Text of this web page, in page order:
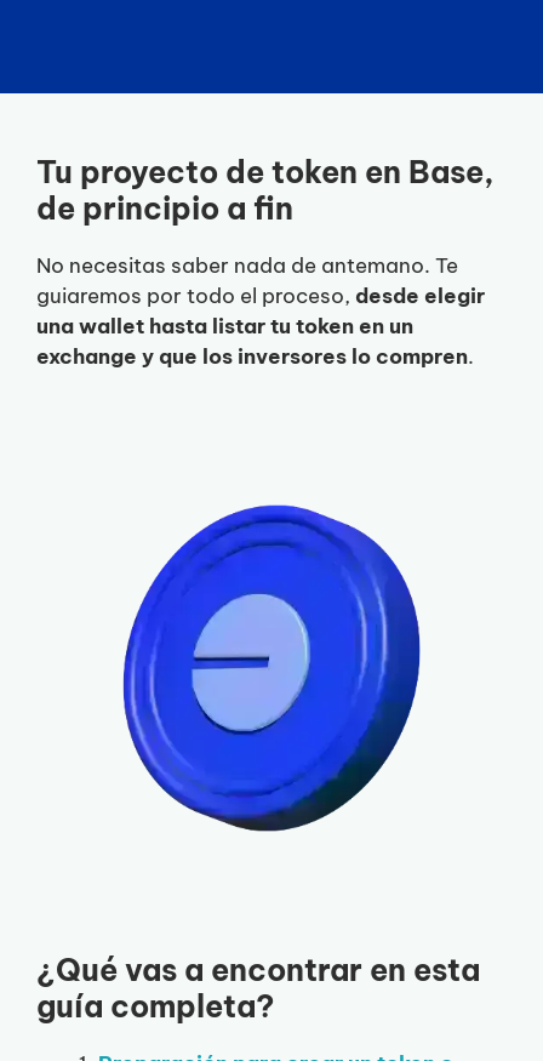
Tu proyecto de token en Base,
de principio a fin
No necesitas saber nada de antemano. Te
guiaremos por todo el proceso, desde elegir
una wallet hasta listar tu token en un
exchange y que los inversores lo compren.
¿Qué vas a encontrar en esta
guía completa?